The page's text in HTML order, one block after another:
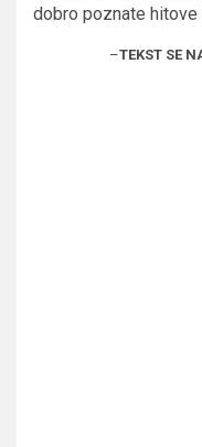
dobro poznate
–TEKST SE